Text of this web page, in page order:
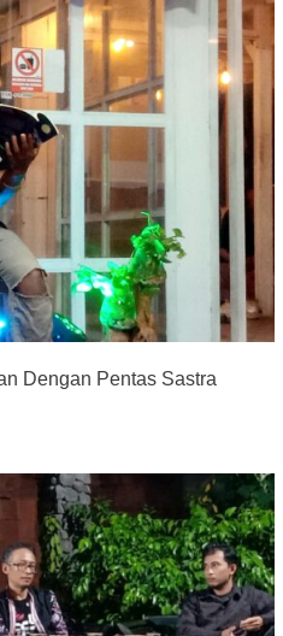
Dengan Pentas Sastra